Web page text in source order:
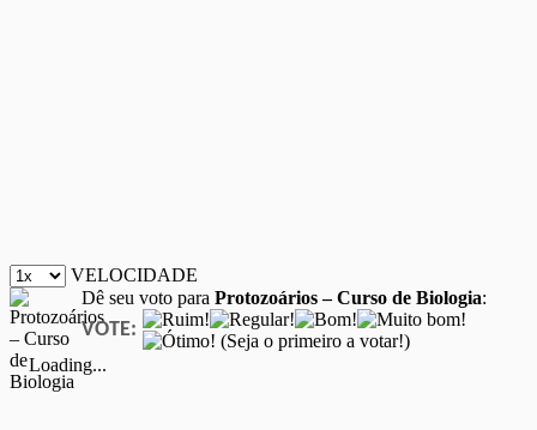
VELOCIDADE
Dê seu voto para Protozoários – Curso de Biologia:
VOTE:
(Seja o primeiro a votar!)
Loading...